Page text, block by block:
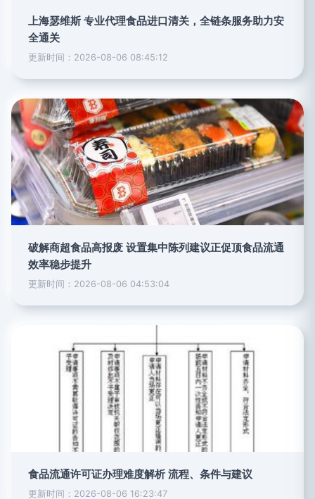
上海瑟维斯 专业代理食品进口清关，全链条服务助力安
全通关
更新时间：2026-08-06 08:45:12
破解商超食品高报废 设置集中陈列建议正促顶食品流通
效率稳步提升
更新时间：2026-08-06 04:53:04
食品流通许可证办理难度解析 流程、条件与建议
更新时间：2026-08-06 16:23:47